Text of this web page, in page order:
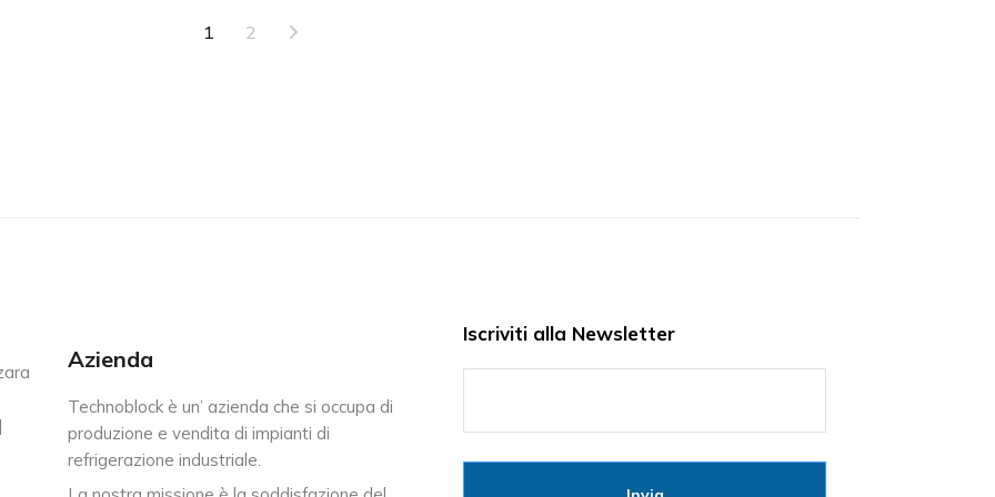
1 2
Azienda
Technoblock è un’ azienda che si occupa di
produzione e vendita di impianti di
refrigerazione industriale.
Iscriviti alla Newsletter